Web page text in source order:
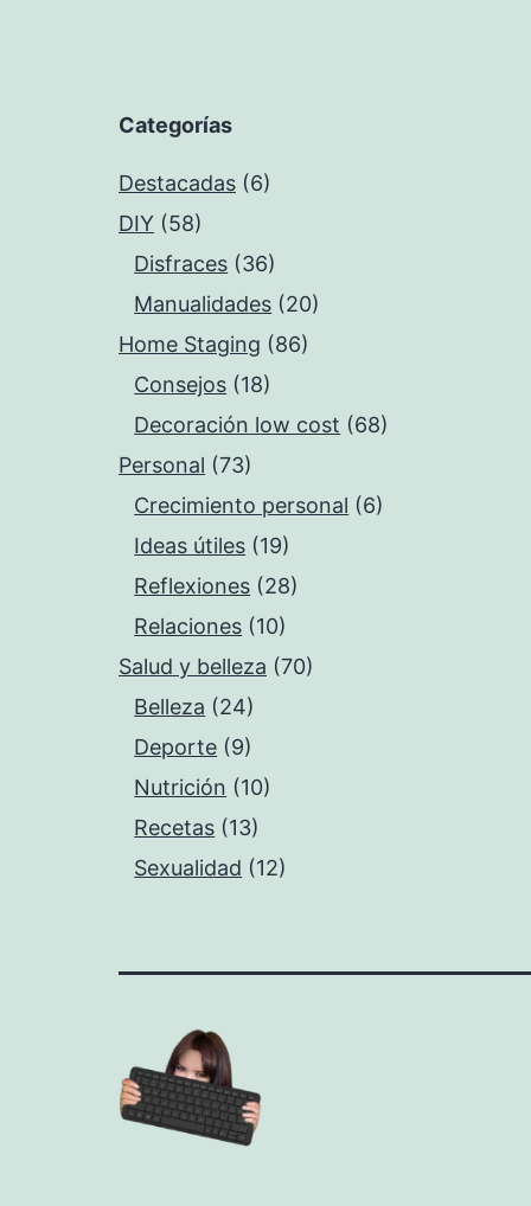
Categorías
Destacadas (6)
DIY (58)
Disfraces (36)
Manualidades (20)
Home Staging (86)
Consejos (18)
Decoración low cost (68)
Personal (73)
Crecimiento personal (6)
Ideas útiles (19)
Reflexiones (28)
Relaciones (10)
Salud y belleza (70)
Belleza (24)
Deporte (9)
Nutrición (10)
Recetas (13)
Sexualidad (12)